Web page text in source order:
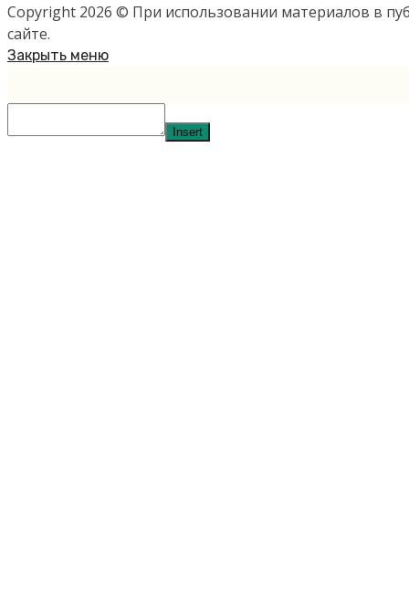
Copyright 2026 © При использовании материалов в
сайте.
Закрыть меню
Insert